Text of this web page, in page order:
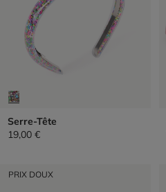
Serre-Tête
19,00 €
PRIX DOUX